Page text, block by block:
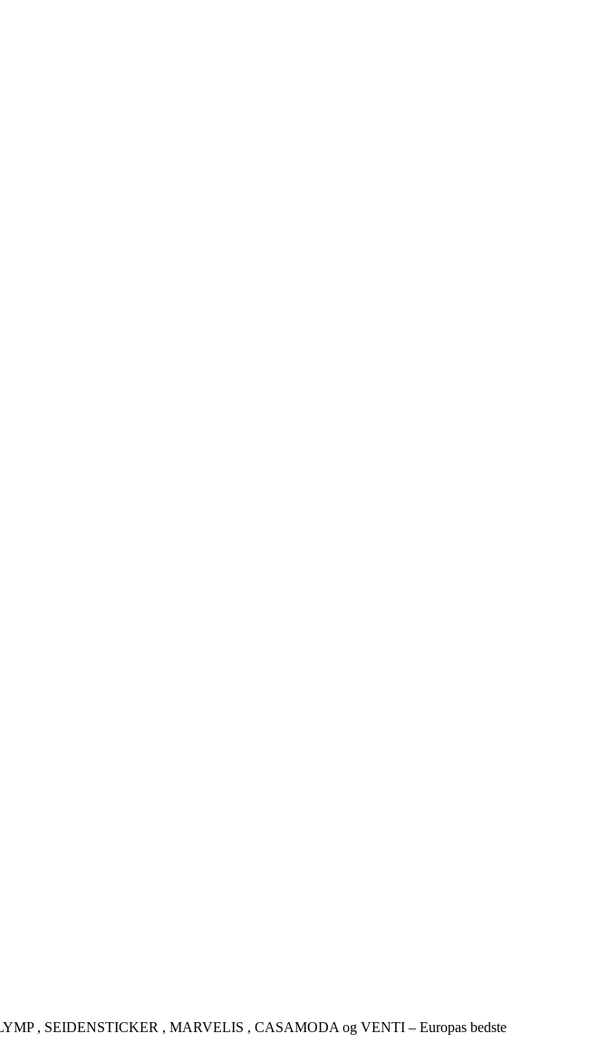
, SEIDENSTICKER , MARVELIS , CASAMODA og VENTI – Europas bedste